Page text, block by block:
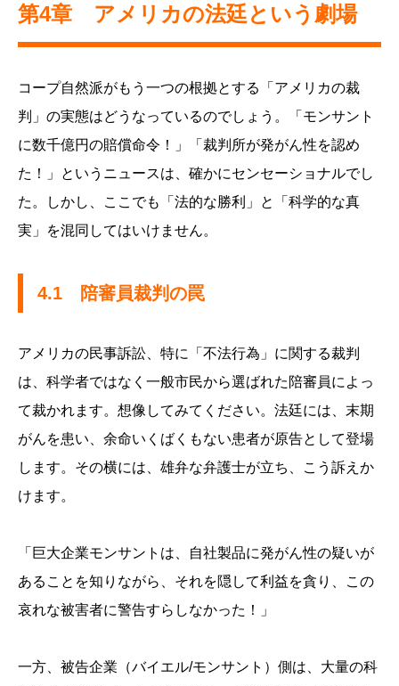
第4章 アメリカの法廷という劇場
コープ自然派がもう一つの根拠とする「アメリカの裁
判」の実態はどうなっているのでしょう。「モンサント
に数千億円の賠償命令！」「裁判所が発がん性を認め
た！」というニュースは、確かにセンセーショナルでし
た。しかし、ここでも「法的な勝利」と「科学的な真
実」を混同してはいけません。
4.1 陪審員裁判の罠
アメリカの民事訴訟、特に「不法行為」に関する裁判
は、科学者ではなく一般市民から選ばれた陪審員によっ
て裁かれます。想像してみてください。法廷には、末期
がんを患い、余命いくばくもない患者が原告として登場
します。その横には、雄弁な弁護士が立ち、こう訴えか
けます。
「巨大企業モンサントは、自社製品に発がん性の疑いが
あることを知りながら、それを隠して利益を貪り、この
哀れな被害者に警告すらしなかった！」
一方、被告企業（バイエル/モンサント）側は、大量の科